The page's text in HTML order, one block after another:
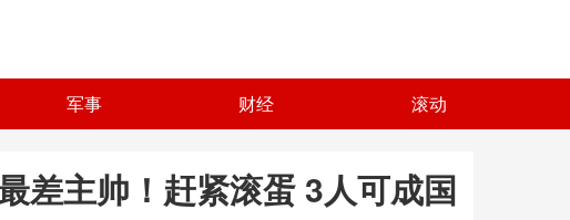
军事 财经 滚动
差主帅！赶紧滚蛋 3人可成国